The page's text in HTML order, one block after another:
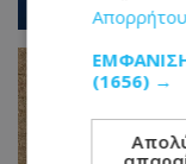
Απορρήτου
(1656) →